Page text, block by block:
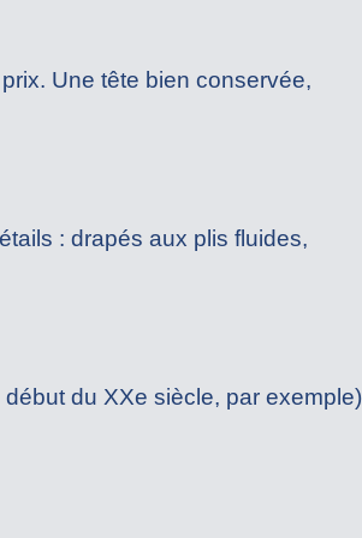
Une tête bien conservée,
: drapés aux plis fluides,
du XXe siècle, par exemple)